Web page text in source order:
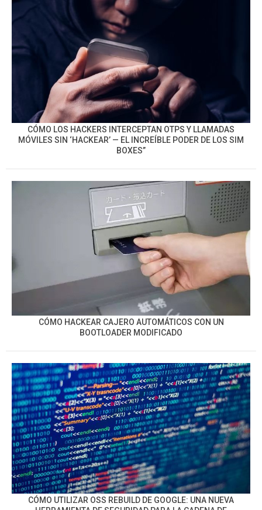
CÓMO LOS HACKERS INTERCEPTAN OTPS Y LLAMADAS
MÓVILES SIN ‘HACKEAR’ — EL INCREÍBLE PODER DE LOS SIM
BOXES”
CÓMO HACKEAR CAJERO AUTOMÁTICOS CON UN
BOOTLOADER MODIFICADO
CÓMO UTILIZAR OSS REBUILD DE GOOGLE: UNA NUEVA